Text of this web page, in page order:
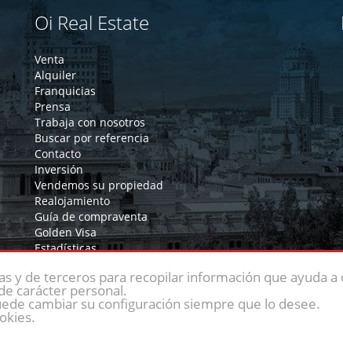
y de terceros para recopilar información que ayuda a
carácter personal.
cambiar su configuración siempre que lo desee.
Oi Real Estate
Venta
Alquiler
Franquicias
Prensa
Trabaja con nosotros
Buscar por referencia
Contacto
Inversión
Vendemos su propiedad
Realojamiento
Guía de compraventa
Golden Visa
Estadísticas